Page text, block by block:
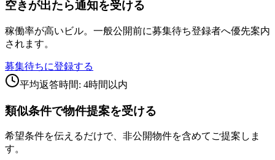
空きが出たら通知を受ける
稼働率が高いビル。一般公開前に募集待ち登録者へ優先案内
されます。
募集待ちに登録する
平均返答時間: 4時間以内
類似条件で物件提案を受ける
希望条件を伝えるだけで、非公開物件を含めてご提案しま
す。